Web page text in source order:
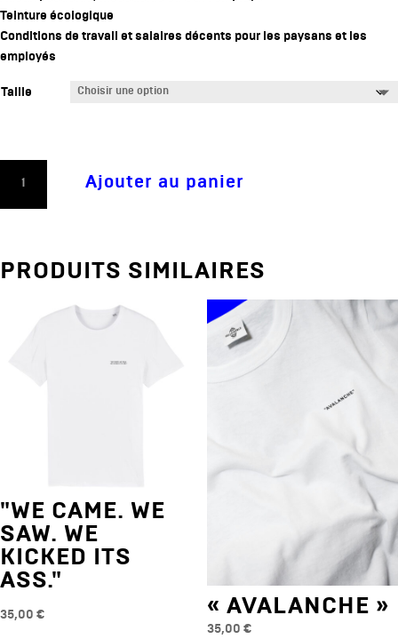
Teinture écologique
Conditions de travail et salaires décents pour les paysans et les
employés
Taille
"ROADS...
GOING.
Ajouter au panier
PRODUITS SIMILAIRES
"WE CAME. WE
SAW. WE
KICKED ITS
ASS."
35,00 € « AVALANCHE »
35,00 €